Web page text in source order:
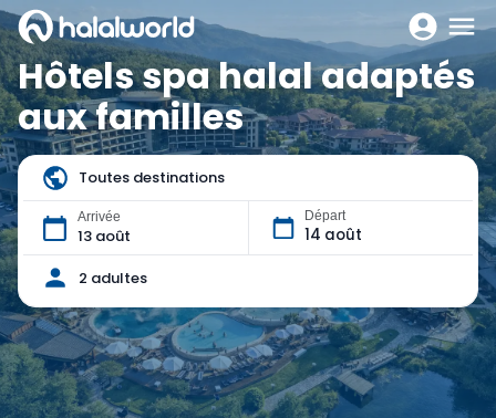
Hôtels spa halal adaptés
aux familles
Toutes destinations
Arrivée
13 août
Départ
14 août
2 adultes